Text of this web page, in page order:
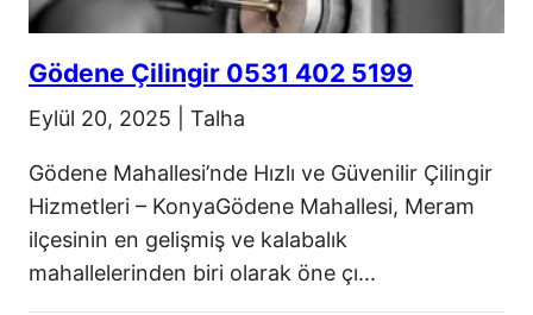
Gödene Çilingir 0531 402 5199
Eylül 20, 2025 Talha
Gödene Mahallesi’nde Hızlı ve Güvenilir Çilingir
Hizmetleri – KonyaGödene Mahallesi, Meram
ilçesinin en gelişmiş ve kalabalık
mahallelerinden biri olarak öne çı...